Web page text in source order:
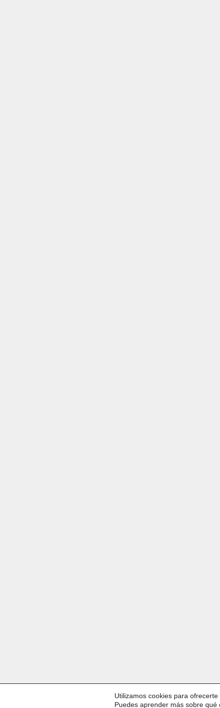
Utilizamos cookies para
Puedes aprender más sobre